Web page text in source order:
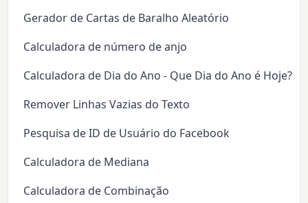
Gerador de Cartas de Baralho Aleatório
Calculadora de número de anjo
Calculadora de Dia do Ano - Que Dia do Ano é Hoje?
Remover Linhas Vazias do Texto
Pesquisa de ID de Usuário do Facebook
Calculadora de Mediana
Calculadora de Combinação